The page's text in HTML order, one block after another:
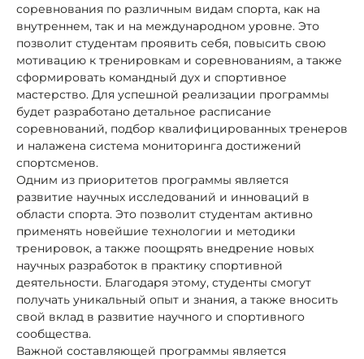
соревнования по различным видам спорта, как на
внутреннем, так и на международном уровне. Это
позволит студентам проявить себя, повысить свою
мотивацию к тренировкам и соревнованиям, а также
сформировать командный дух и спортивное
мастерство. Для успешной реализации программы
будет разработано детальное расписание
соревнований, подбор квалифицированных тренеров
и налажена система мониторинга достижений
спортсменов.
Одним из приоритетов программы является
развитие научных исследований и инноваций в
области спорта. Это позволит студентам активно
применять новейшие технологии и методики
тренировок, а также поощрять внедрение новых
научных разработок в практику спортивной
деятельности. Благодаря этому, студенты смогут
получать уникальный опыт и знания, а также вносить
свой вклад в развитие научного и спортивного
сообщества.
Важной составляющей программы является